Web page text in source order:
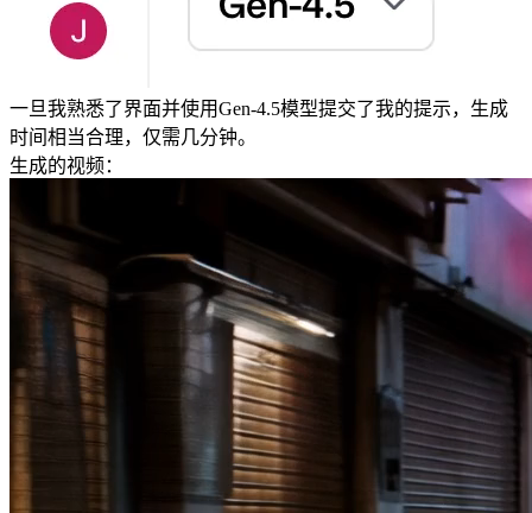
一旦我熟悉了界面并使用Gen-4.5模型提交了我的提示，生成
时间相当合理，仅需几分钟。
生成的视频：